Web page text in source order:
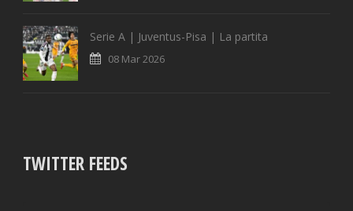
Serie A | Juventus-Pisa | La partita
08 Mar 2026
TWITTER FEEDS